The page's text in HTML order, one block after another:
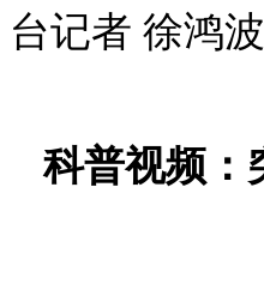
台记者 徐鸿波
科普视频